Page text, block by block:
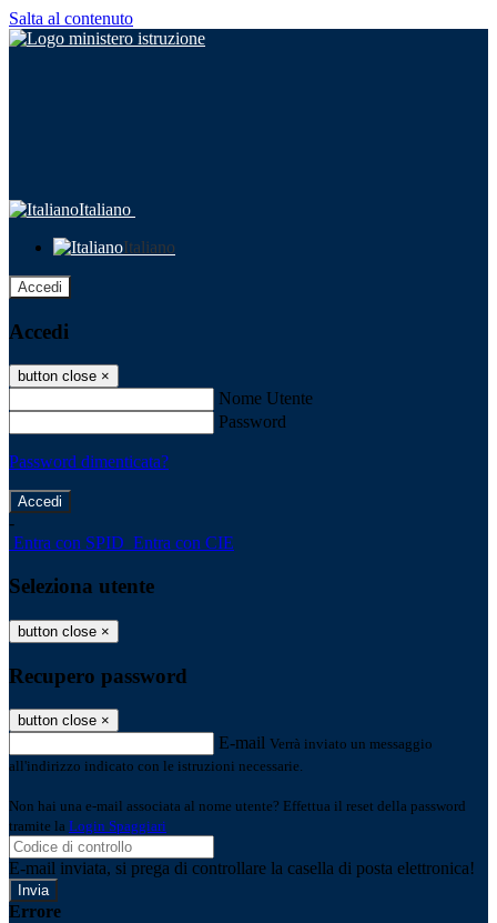
Salta al contenuto
Italiano
Italiano
Accedi
Accedi
button close ×
Nome Utente
Password
Password dimenticata?
-
Entra con SPID Entra con CIE
Seleziona utente
button close ×
Recupero password
button close ×
E-mail Verrà inviato un messaggio
all'indirizzo indicato con le istruzioni necessarie.
Non hai una e-mail associata al nome utente? Effettua il reset della password
tramite la Login Spaggiari
E-mail inviata, si prega di controllare la casella di posta elettronica!
Errore